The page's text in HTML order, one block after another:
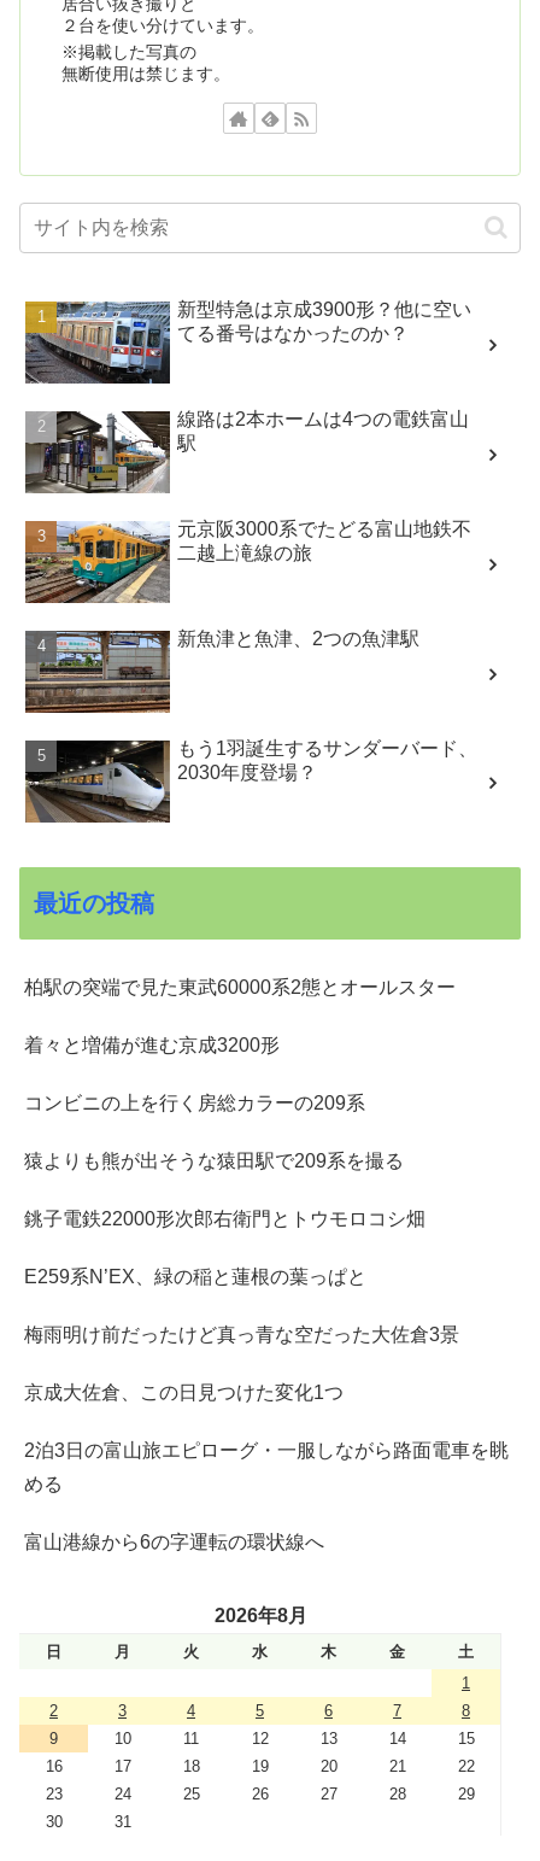
２台を使い分けています。
※掲載した写真の
無断使用は禁じます。
新型特急は京成3900形？他に空い
てる番号はなかったのか？
線路は2本ホームは4つの電鉄富山
駅
元京阪3000系でたどる富山地鉄不
二越上滝線の旅
新魚津と魚津、2つの魚津駅
もう1羽誕生するサンダーバード、
2030年度登場？
最近の投稿
柏駅の突端で見た東武60000系2態とオールスター
着々と増備が進む京成3200形
コンビニの上を行く房総カラーの209系
猿よりも熊が出そうな猿田駅で209系を撮る
銚子電鉄22000形次郎右衛門とトウモロコシ畑
E259系N’EX、緑の稲と蓮根の葉っぱと
梅雨明け前だったけど真っ青な空だった大佐倉3景
京成大佐倉、この日見つけた変化1つ
2泊3日の富山旅エピローグ・一服しながら路面電車を眺
める
富山港線から6の字運転の環状線へ
2026年8月
日 月 火 水 木 金
土
1
2
3 4 5 6 7
8
9
10 11 12 13 14
15
16
17 18 19 20 21
22
23
24 25 26 27 28
29
30
31